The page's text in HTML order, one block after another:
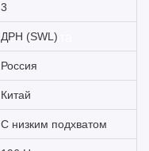
и оплата
3
ДРН (SWL)
Россия
Китай
С низким подхватом